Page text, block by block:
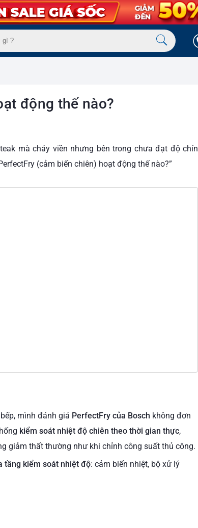
động thế nào?
mà cháy viền nhưng bên trong chưa đạt độ chín
(cảm biến chiên) hoạt động thế nào?”
mình đánh giá PerfectFry của Bosch không đơn
kiểm soát nhiệt độ chiên theo thời gian thực,
giảm thất thường như khi chỉnh công suất thủ công.
tầng kiểm soát nhiệt độ: cảm biến nhiệt, bộ xử lý